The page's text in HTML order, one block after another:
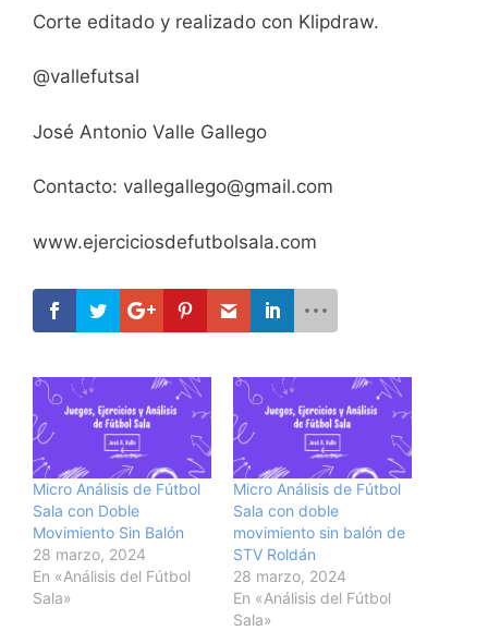
Corte editado y realizado con Klipdraw.
@vallefutsal
José Antonio Valle Gallego
Contacto: vallegallego@gmail.com
www.ejerciciosdefutbolsala.com
Micro Análisis de Fútbol
Sala con Doble
Movimiento Sin Balón
28 marzo, 2024
En «Análisis del Fútbol
Sala»
Micro Análisis de Fútbol
Sala con doble
movimiento sin balón de
STV Roldán
28 marzo, 2024
En «Análisis del Fútbol
Sala»